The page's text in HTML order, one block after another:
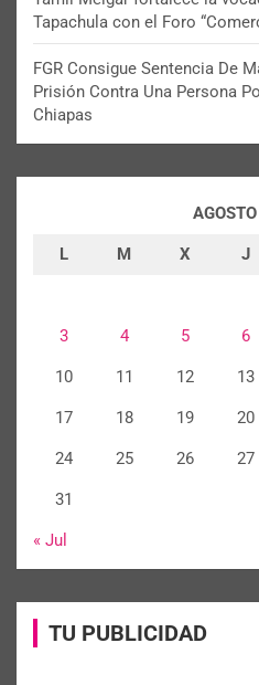
Tapachula con el Foro
FGR Consigue Sentencia De
Prisión Contra Una Persona
Chiapas
L M X J
3 4 5 6
10 11 12 13
17 18 19 20
24 25 26 27
31
« Jul
TU PUBLICIDAD